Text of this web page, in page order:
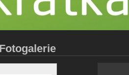
Fotogalerie